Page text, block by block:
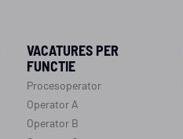
VACATURES PER
FUNCTIE
Procesoperator
Operator A
Operator B